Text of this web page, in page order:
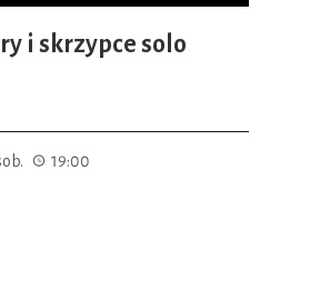
i skrzypce solo
19:00